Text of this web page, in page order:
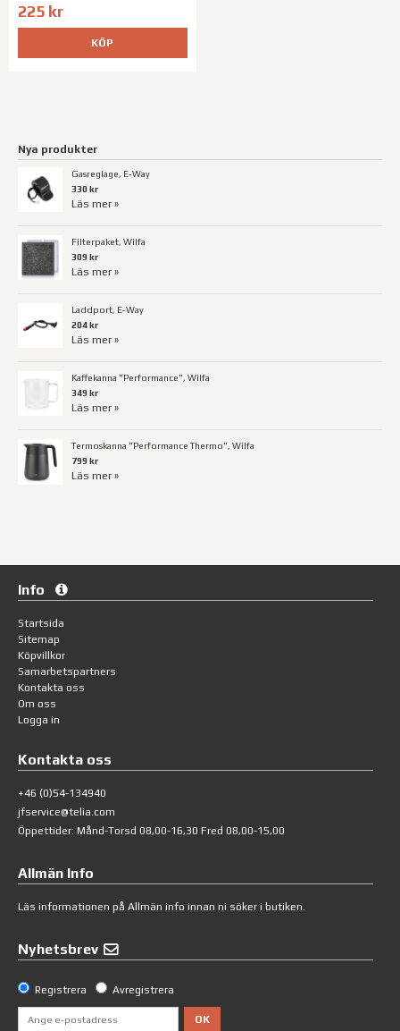
225 kr
KÖP
Nya produkter
Gasreglage, E-Way
330 kr
Läs mer »
Filterpaket, Wilfa
309 kr
Läs mer »
Laddport, E-Way
204 kr
Läs mer »
Kaffekanna "Performance", Wilfa
349 kr
Läs mer »
Termoskanna "Performance Thermo", Wilfa
799 kr
Läs mer »
Info
Startsida
Sitemap
Köpvillkor
Samarbetspartners
Kontakta oss
Om oss
Logga in
Kontakta oss
+46 (0)54-134940
jfservice@telia.com
Öppettider: Månd-Torsd 08,00-16,30 Fred 08,00-15,00
Allmän Info
Läs informationen på Allmän info innan ni söker i butiken.
Nyhetsbrev
Registrera Avregistrera
OK